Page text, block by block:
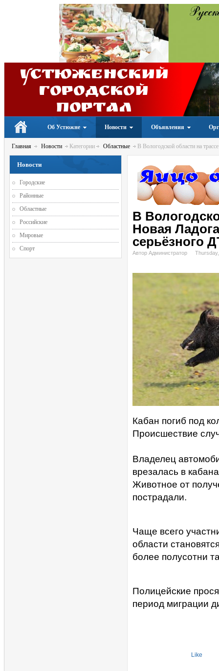
Устюженский
Городской
портал
Об Устюжне Новости Объявления
Главная Новости Категории Областные В Вологодской области на
В
Новая
серьёзного
Автор Администратор
Кабан погиб под
Происшествие
Владелец
врезалась в
Животное от
пострадали.
Чаще всего
области
более полусотни
Полицейские
период миграции
Like
Новости
Городские
Районные
Областные
Российские
Мировые
Спорт